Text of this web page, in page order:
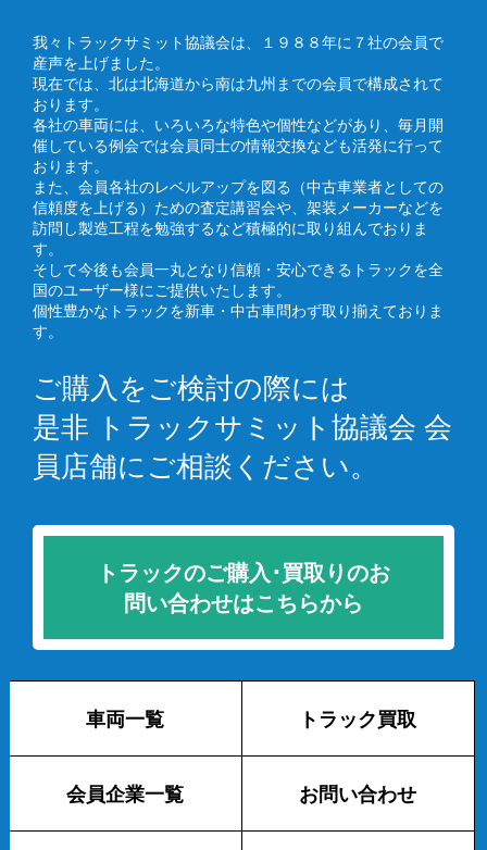
我々トラックサミット協議会は、１９８８年に７社の会員で
産声を上げました。
現在では、北は北海道から南は九州までの会員で構成されて
おります。
各社の車両には、いろいろな特色や個性などがあり、毎月開
催している例会では会員同士の情報交換なども活発に行って
おります。
また、会員各社のレベルアップを図る（中古車業者としての
信頼度を上げる）ための査定講習会や、架装メーカーなどを
訪問し製造工程を勉強するなど積極的に取り組んでおりま
す。
そして今後も会員一丸となり信頼・安心できるトラックを全
国のユーザー様にご提供いたします。
個性豊かなトラックを新車・中古車問わず取り揃えておりま
す。
ご購入をご検討の際には
是非 トラックサミット協議会 会
員店舗にご相談ください。
トラックのご購入･買取りのお
問い合わせはこちらから
車両一覧 トラック買取
会員企業一覧 お問い合わせ